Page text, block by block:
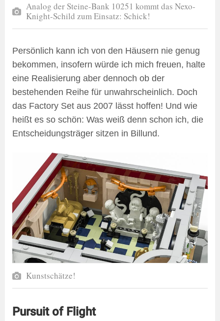
Analog der Steine-Bank 10251 kommt das Nexo-
Knight-Schild zum Einsatz: Schick!
Persönlich kann ich von den Häusern nie genug
bekommen, insofern würde ich mich freuen, halte
eine Realisierung aber dennoch ob der
bestehenden Reihe für unwahrscheinlich. Doch
das Factory Set aus 2007 lässt hoffen! Und wie
heißt es so schön: Was weiß denn schon ich, die
Entscheidungsträger sitzen in Billund.
Kunstschätze!
Pursuit of Flight